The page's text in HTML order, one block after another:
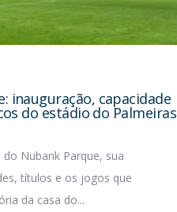
inauguração, capacidade
do estádio do Palmeiras
Nubank Parque, sua
títulos e os jogos que
da casa do...